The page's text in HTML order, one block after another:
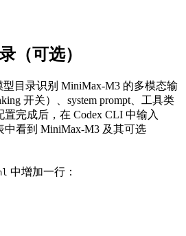
（可选）
目录识别 MiniMax-M3 的多模态输
开关）、system prompt、工具类
完成后，在 Codex CLI 中输入
中看到 MiniMax-M3 及其可选
中增加一行：